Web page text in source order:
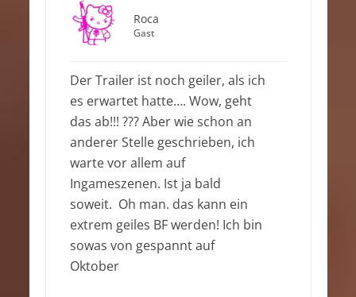
Roca
Gast
Der Trailer ist noch geiler, als ich
es erwartet hatte…. Wow, geht
das ab!!! ??? Aber wie schon an
anderer Stelle geschrieben, ich
warte vor allem auf
Ingameszenen. Ist ja bald
soweit. Oh man. das kann ein
extrem geiles BF werden! Ich bin
sowas von gespannt auf
Oktober